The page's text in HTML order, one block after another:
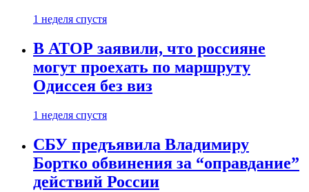
1 неделя спустя
В АТОР заявили, что россияне
могут проехать по маршруту
Одиссея без виз
1 неделя спустя
СБУ предъявила Владимиру
Бортко обвинения за “оправдание”
действий России